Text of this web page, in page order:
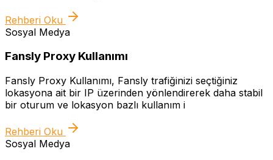
Rehberi Oku
Sosyal Medya
Fansly Proxy Kullanımı
Fansly Proxy Kullanımı, Fansly trafiğinizi seçtiğiniz
lokasyona ait bir IP üzerinden yönlendirerek daha stabil
bir oturum ve lokasyon bazlı kullanım i
Rehberi Oku
Sosyal Medya